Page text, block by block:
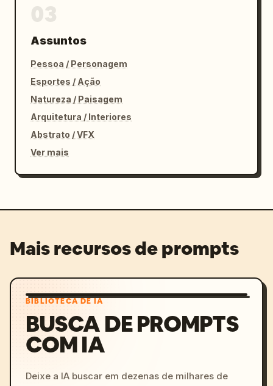
Assuntos
Pessoa / Personagem
Esportes / Ação
Natureza / Paisagem
Arquitetura / Interiores
Abstrato / VFX
Ver mais
Mais recursos de prompts
BIBLIOTECA DE IA
BUSCA DE PROMPTS
COM IA
Deixe a IA buscar em dezenas de milhares de